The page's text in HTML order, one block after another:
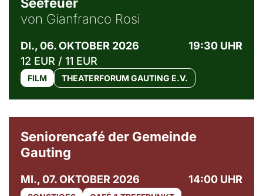
von Gianfranco Rosi
DI., 06. OKTOBER 2026
19:30 UHR
12 EUR / 11 EUR
FILM THEATERFORUM GAUTING E.V.
Seniorencafé der Gemeinde
Gauting
MI., 07. OKTOBER 2026 14:00 UHR